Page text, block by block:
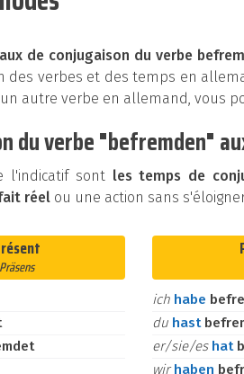
de conjugaison du verbe
des verbes et des temps en
autre verbe en allemand, vous
du verbe "befremden"
l'indicatif sont les temps de
réel ou une action sans
Präsens
ich habe
du hast
er/sie/es hat
wirhaben